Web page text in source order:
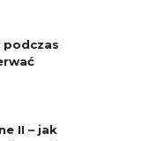
podczas
II – jak